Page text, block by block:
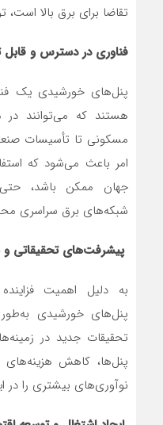
تقاضا برای برق بالا است،
فناوری در دسترس و قابل
پنل‌های خورشیدی یک
هستند که می‌توانند
مسکونی تا تأسیسات
امر باعث می‌شود که
جهان ممکن باشد،
شبکه‌های برق سراسری
پیشرفت‌های تحقیقاتی و
به دلیل اهمیت
پنل‌های خورشیدی
تحقیقات جدید در
پنل‌ها، کاهش هزینه‌های
نوآوری‌های بیشتری را در